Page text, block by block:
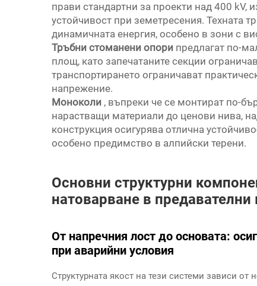
прави стандартни за проекти над 400
устойчивост при земетресения. Техната
динамичната енергия, особено в зони с
Тръбни стоманени опори предлагат по-
площ, като запечатаните секции
транспортирането ограничават
напрежение.
Моноколи , въпреки че се монтират по-
нарастващи материали до ценови нива,
конструкция осигурява отлична
особено предимство в алпийски терени.
Основни структурни
натоварване в предавателни
От напречния лост до основата:
при аварийни условия
Структурната якост на тези системи зависи